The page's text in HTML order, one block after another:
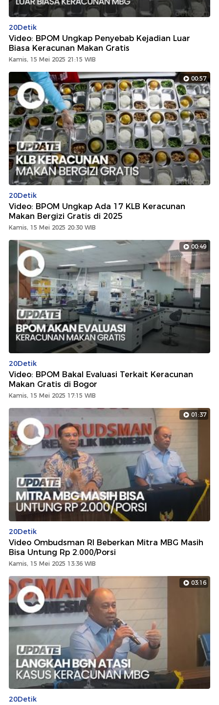
20Detik
Video: BPOM Ungkap Penyebab Kejadian Luar
Biasa Keracunan Makan Gratis
Kamis, 15 Mei 2025 21:15 WIB
00:57
20Detik
Video: BPOM Ungkap Ada 17 KLB Keracunan
Makan Bergizi Gratis di 2025
Kamis, 15 Mei 2025 20:30 WIB
00:49
20Detik
Video: BPOM Bakal Evaluasi Terkait Keracunan
Makan Gratis di Bogor
Kamis, 15 Mei 2025 17:15 WIB
01:37
20Detik
Video Ombudsman RI Beberkan Mitra MBG Masih
Bisa Untung Rp 2.000/Porsi
Kamis, 15 Mei 2025 13:36 WIB
03:16
20Detik